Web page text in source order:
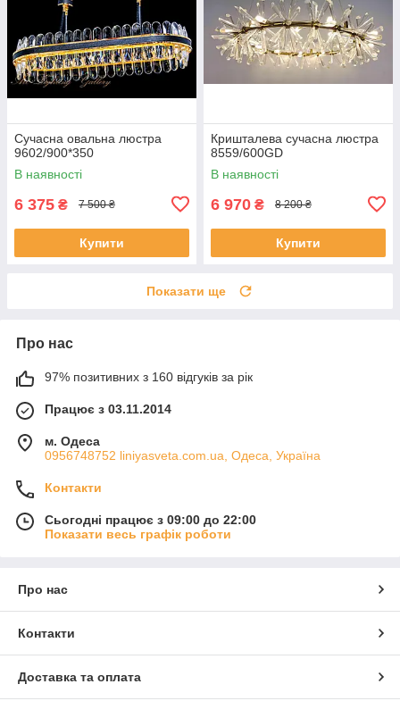
Сучасна овальна люстра
9602/900*350
В наявності
6 375 ₴ 7 500 ₴
Купити
Кришталева сучасна люстра
8559/600GD
В наявності
6 970 ₴ 8 200 ₴
Купити
Показати ще
Про нас
97% позитивних з 160 відгуків за рік
Працює з 03.11.2014
м. Одеса
0956748752 liniyasveta.com.ua, Одеса, Україна
Контакти
Сьогодні працює з 09:00 до 22:00
Показати весь графік роботи
Про нас
Контакти
Доставка та оплата